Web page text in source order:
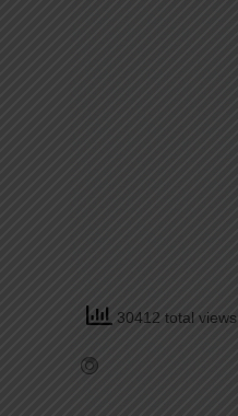
30412 total views